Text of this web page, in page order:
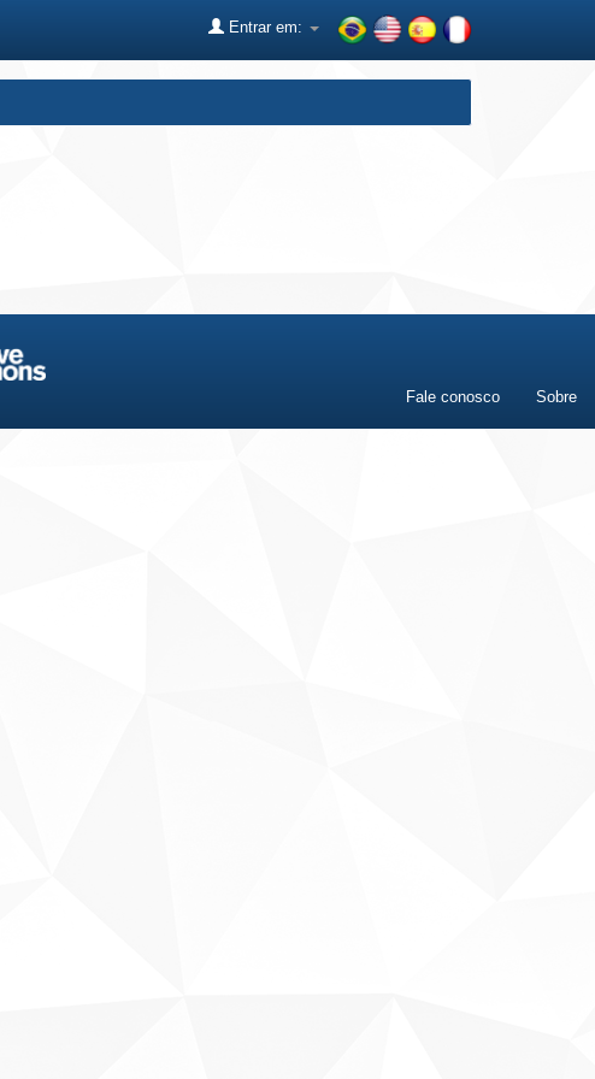
Entrar em:
Fale conosco Sobre